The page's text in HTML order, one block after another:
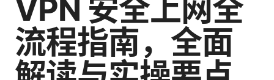
VPN 安全上网全
流程指南，全面